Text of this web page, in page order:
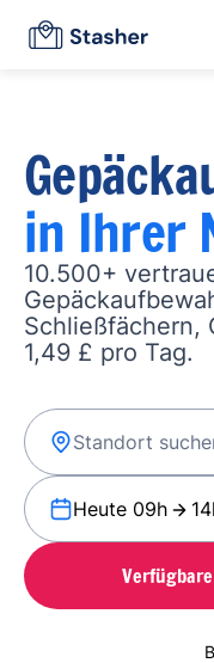
in Ihrer
10.500+
Schließfächern,
1,49 £ pro Tag.
Heute 09h